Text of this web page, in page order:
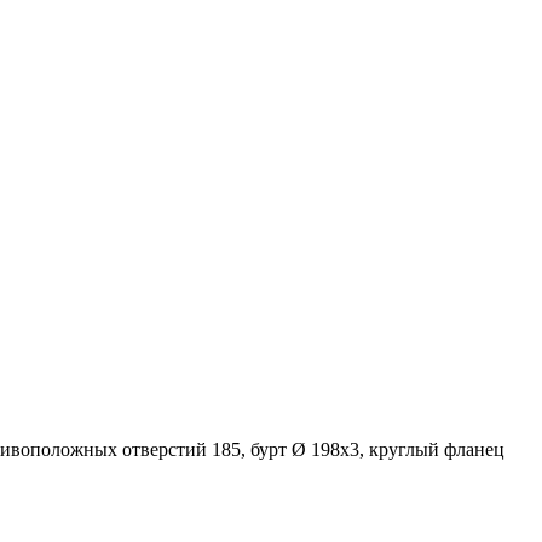
отверстий 185, бурт Ø 198х3, круглый фланец